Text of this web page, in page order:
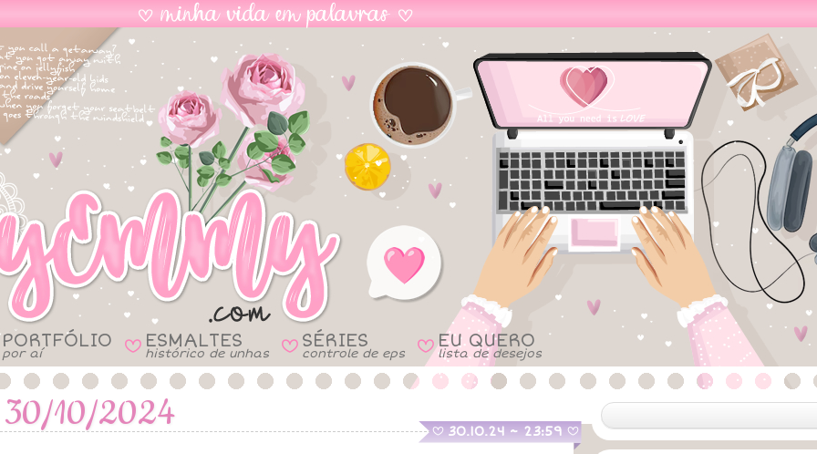
PORTFÓLIO
por aí B ESMALTES
histórico de unhas B SÉRIES
controle de eps B EU QUERO
lista de desejos
30/10/2024 B 30.10.24 ~ 23:59 B
.